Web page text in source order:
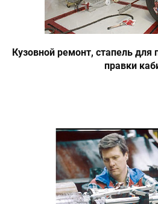
Кузовной ремонт, стапель для
правки